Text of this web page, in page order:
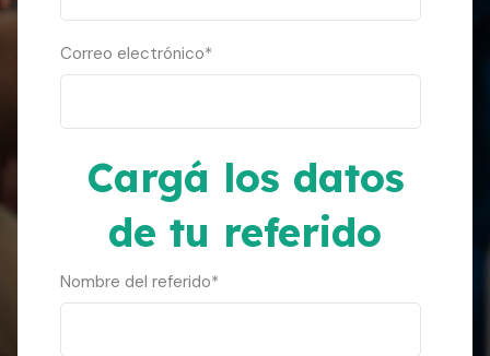
Correo electrónico*
Cargá los datos
de tu referido
Nombre del referido*